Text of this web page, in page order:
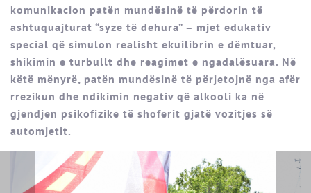
komunikacion patën mundësinë të përdorin të
ashtuquajturat “syze të dehura” – mjet edukativ
special që simulon realisht ekuilibrin e dëmtuar,
shikimin e turbullt dhe reagimet e ngadalësuara. Në
këtë mënyrë, patën mundësinë të përjetojnë nga afër
rrezikun dhe ndikimin negativ që alkooli ka në
gjendjen psikofizike të shoferit gjatë vozitjes së
automjetit.